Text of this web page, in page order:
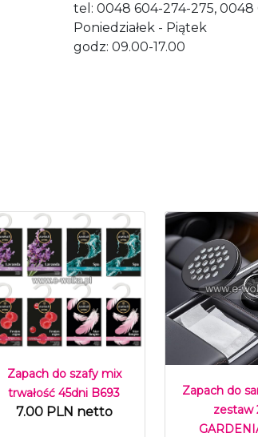
tel: 0048 604-274-275, 0048
Poniedziałek - Piątek
godz: 09.00-17.00
Zapach do szafy mix
trwałość 45dni B693
7.00 PLN netto
Zapach do
zestaw